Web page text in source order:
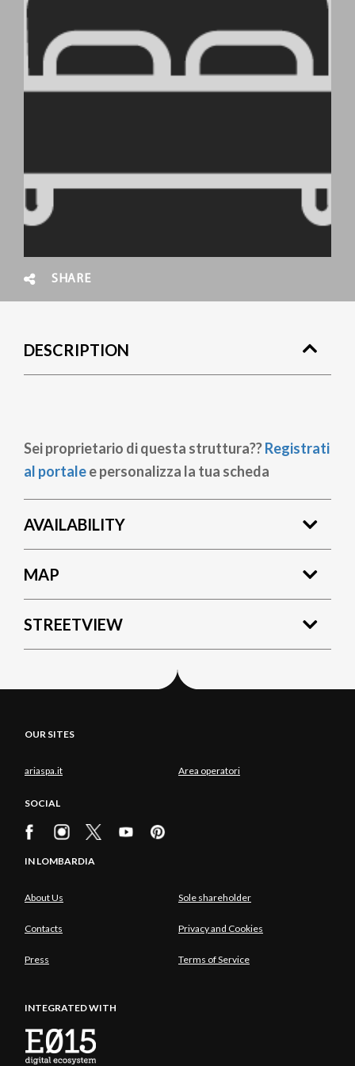
SHARE
DESCRIPTION
Sei proprietario di questa struttura??Registrati
al portalee personalizza la tua scheda
AVAILABILITY
MAP
STREETVIEW
OUR SITES
ariaspa.it Area operatori
SOCIAL
IN LOMBARDIA
About Us Sole shareholder
Contacts Privacy and Cookies
Press Terms of Service
INTEGRATED WITH